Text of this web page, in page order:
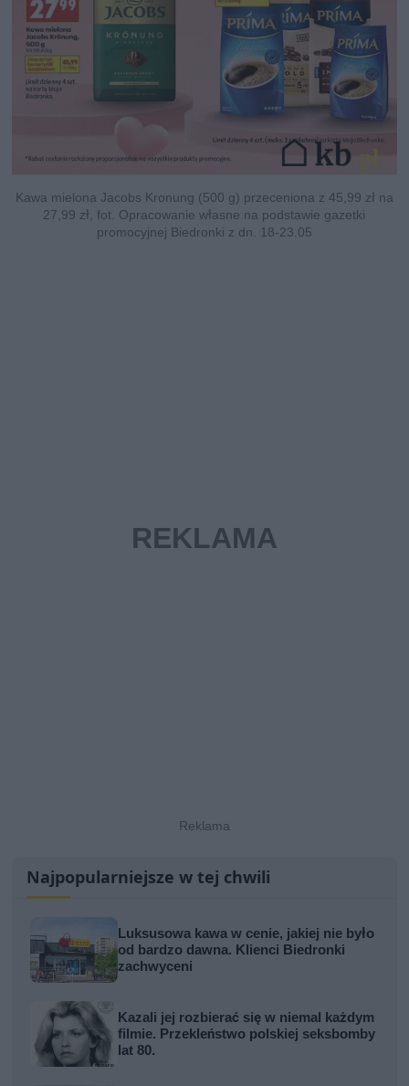
Kawa mielona Jacobs Kronung (500 g) przeceniona z 45,99 zł na
27,99 zł, fot. Opracowanie własne na podstawie gazetki
promocyjnej Biedronki z dn. 18-23.05
Najpopularniejsze w tej chwili
Luksusowa kawa w cenie, jakiej nie było
od bardzo dawna. Klienci Biedronki
zachwyceni
Kazali jej rozbierać się w niemal każdym
filmie. Przekleństwo polskiej seksbomby
lat 80.